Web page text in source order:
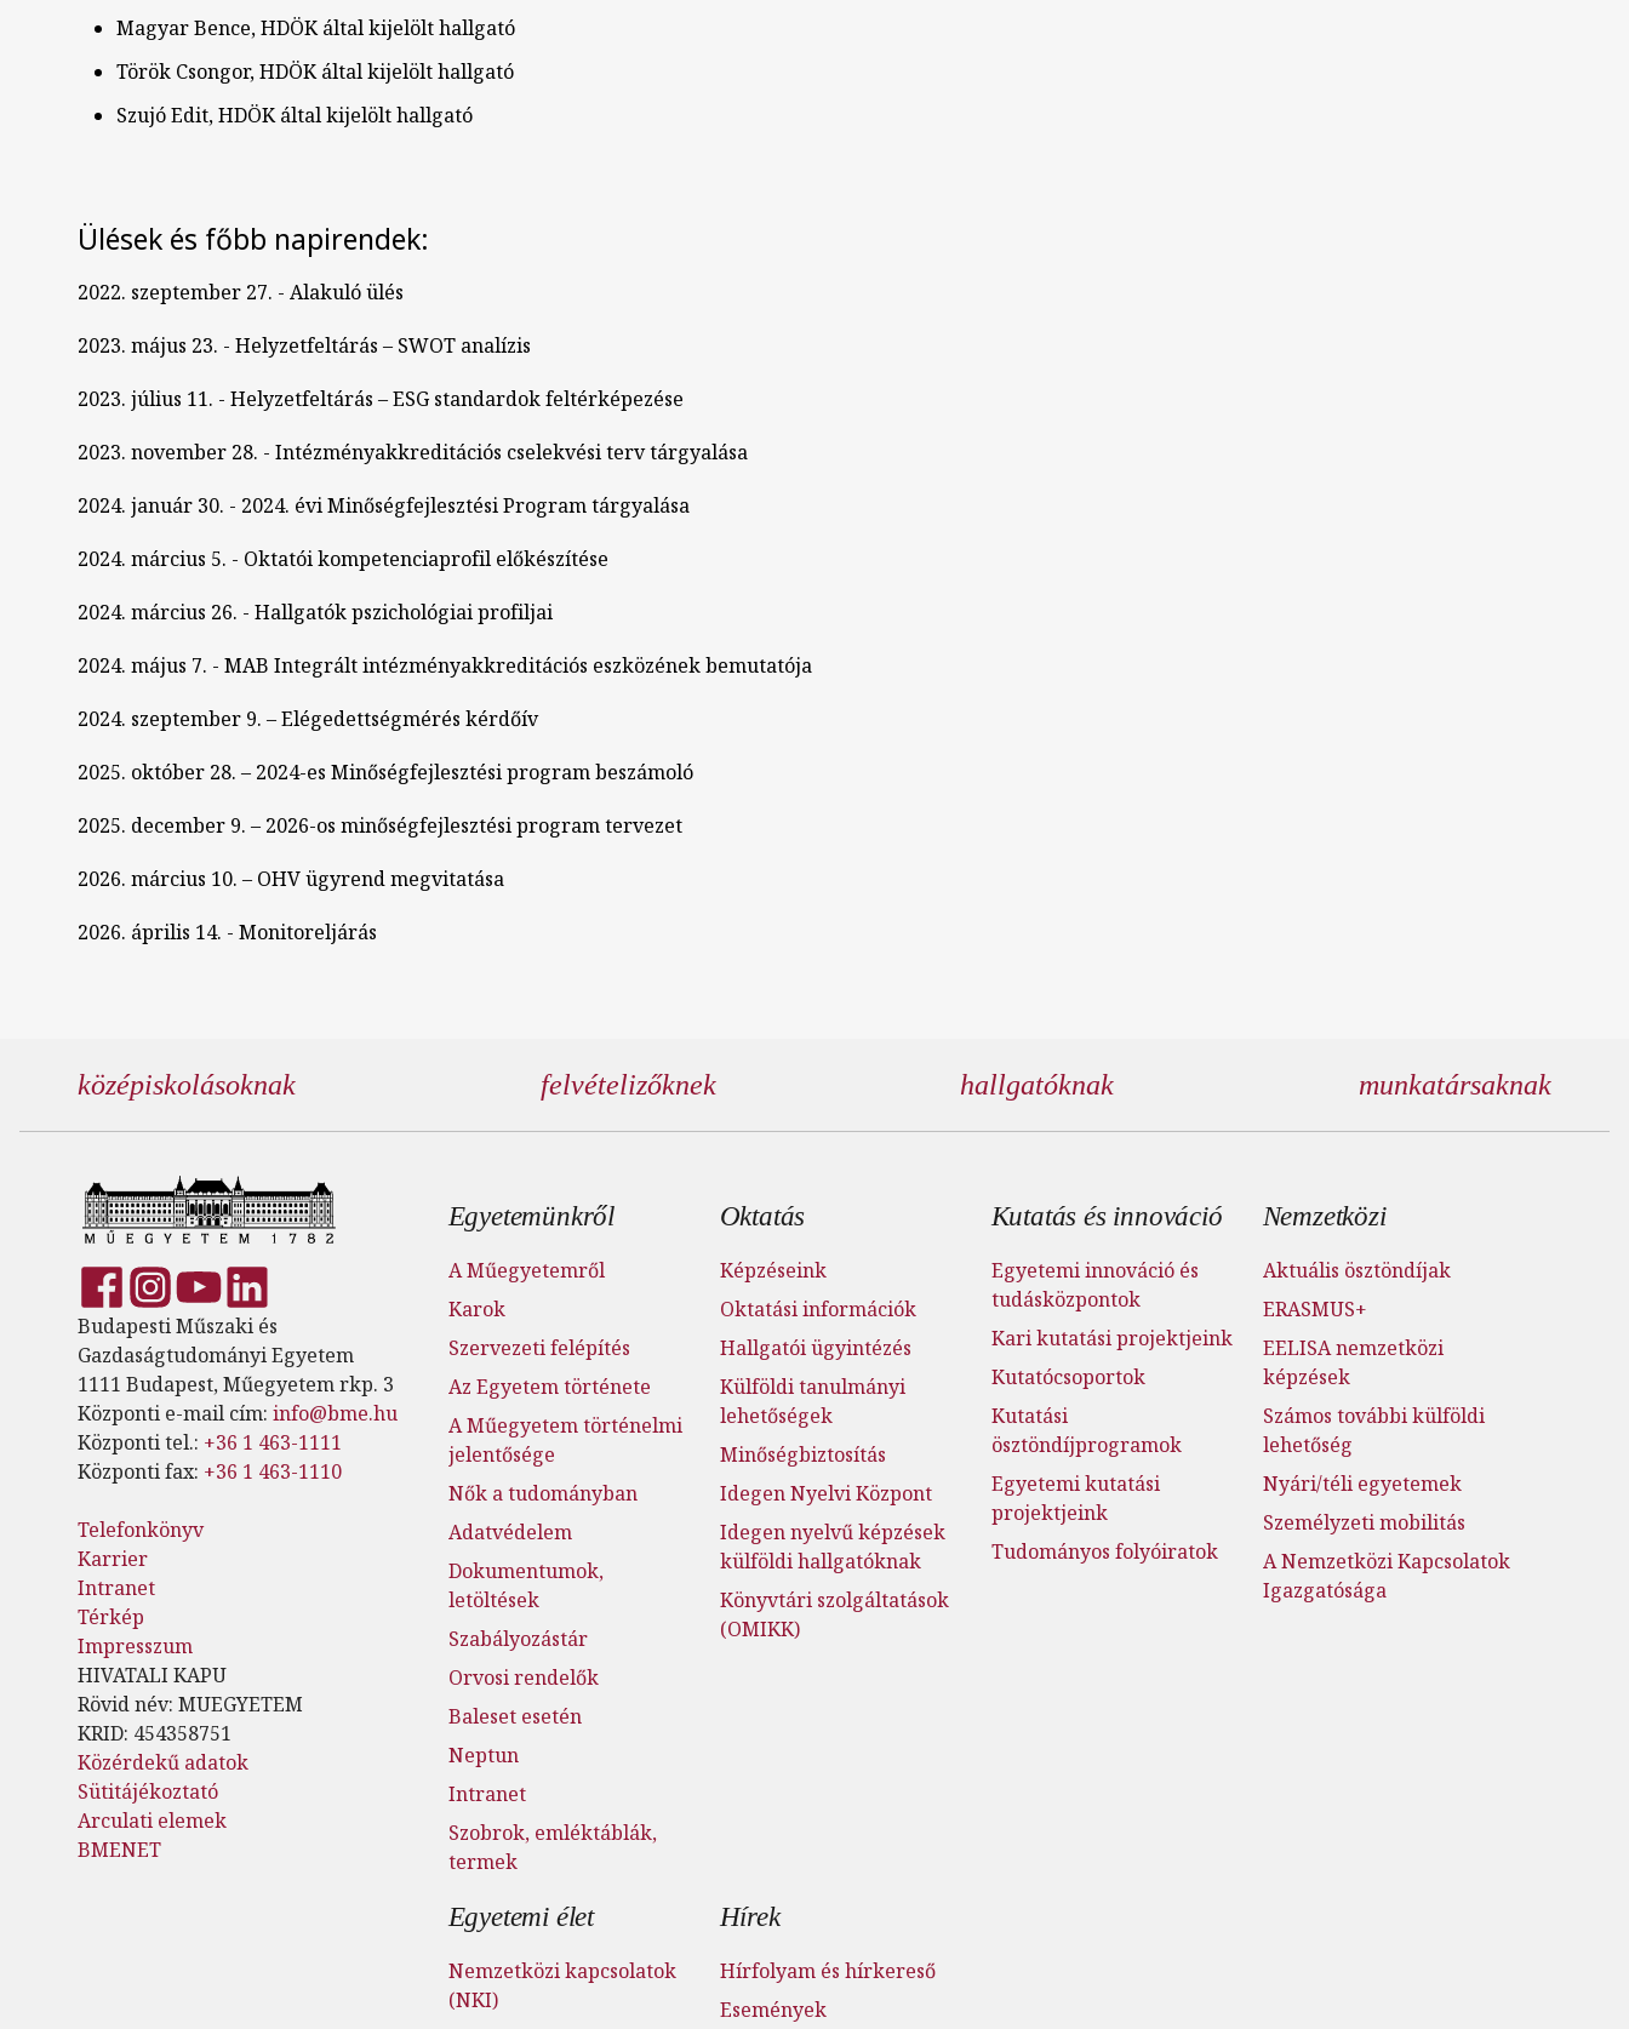
Magyar Bence, HDÖK által kijelölt hallgató
Török Csongor, HDÖK által kijelölt hallgató
Szujó Edit, HDÖK által kijelölt hallgató
Ülések és főbb napirendek:
2022. szeptember 27. - Alakuló ülés
2023. május 23. - Helyzetfeltárás – SWOT analízis
2023. július 11. - Helyzetfeltárás – ESG standardok feltérképezése
2023. november 28. - Intézményakkreditációs cselekvési terv tárgyalása
2024. január 30. - 2024. évi Minőségfejlesztési Program tárgyalása
2024. március 5. - Oktatói kompetenciaprofil előkészítése
2024. március 26. - Hallgatók pszichológiai profiljai
2024. május 7. - MAB Integrált intézményakkreditációs eszközének bemutatója
2024. szeptember 9. – Elégedettségmérés kérdőív
2025. október 28. – 2024-es Minőségfejlesztési program beszámoló
2025. december 9. – 2026-os minőségfejlesztési program tervezet
2026. március 10. – OHV ügyrend megvitatása
2026. április 14. - Monitoreljárás
középiskolásoknak felvételizőknek hallgatóknak munkatársaknak
Budapesti Műszaki és
Gazdaságtudományi Egyetem
1111 Budapest, Műegyetem rkp. 3
Központi e-mail cím: info@bme.hu
Központi tel.: +36 1 463-1111
Központi fax: +36 1 463-1110
Telefonkönyv
Karrier
Intranet
Térkép
Impresszum
HIVATALI KAPU
Rövid név: MUEGYETEM
KRID: 454358751
Közérdekű adatok
Sütitájékoztató
Arculati elemek
BMENET
Lábléc menü
Egyetemünkről
A Műegyetemről
Karok
Szervezeti felépítés
Az Egyetem története
A Műegyetem történelmi
jelentősége
Nők a tudományban
Adatvédelem
Dokumentumok,
letöltések
Szabályozástár
Orvosi rendelők
Baleset esetén
Neptun
Intranet
Szobrok, emléktáblák,
termek
Oktatás
Képzéseink
Oktatási információk
Hallgatói ügyintézés
Külföldi tanulmányi
lehetőségek
Minőségbiztosítás
Idegen Nyelvi Központ
Idegen nyelvű képzések
külföldi hallgatóknak
Könyvtári szolgáltatások
(OMIKK)
Kutatás és innováció
Egyetemi innováció és
tudásközpontok
Kari kutatási projektjeink
Kutatócsoportok
Kutatási
ösztöndíjprogramok
Egyetemi kutatási
projektjeink
Tudományos folyóiratok
Nemzetközi
Aktuális ösztöndíjak
ERASMUS+
EELISA nemzetközi
képzések
Számos további külföldi
lehetőség
Nyári/téli egyetemek
Személyzeti mobilitás
A Nemzetközi Kapcsolatok
Igazgatósága
Egyetemi élet
Nemzetközi kapcsolatok
(NKI)
Hírek
Hírfolyam és hírkereső
Események